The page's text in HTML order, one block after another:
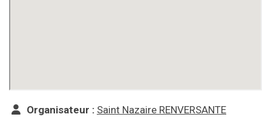
Organisateur : Saint Nazaire RENVERSANTE